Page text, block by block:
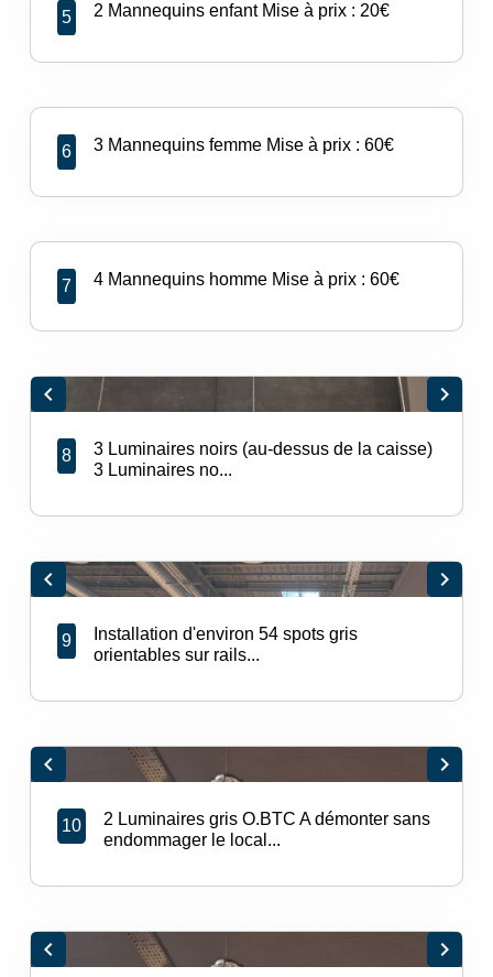
5 2 Mannequins enfant Mise à prix : 20€
6 3 Mannequins femme Mise à prix : 60€
7 4 Mannequins homme Mise à prix : 60€
chevron_left chevron_right
8
3 Luminaires noirs (au-dessus de la caisse)
3 Luminaires no...
chevron_left chevron_right
9
Installation d'environ 54 spots gris
orientables sur rails...
chevron_left chevron_right
10
2 Luminaires gris O.BTC A démonter sans
endommager le local...
chevron_left chevron_right